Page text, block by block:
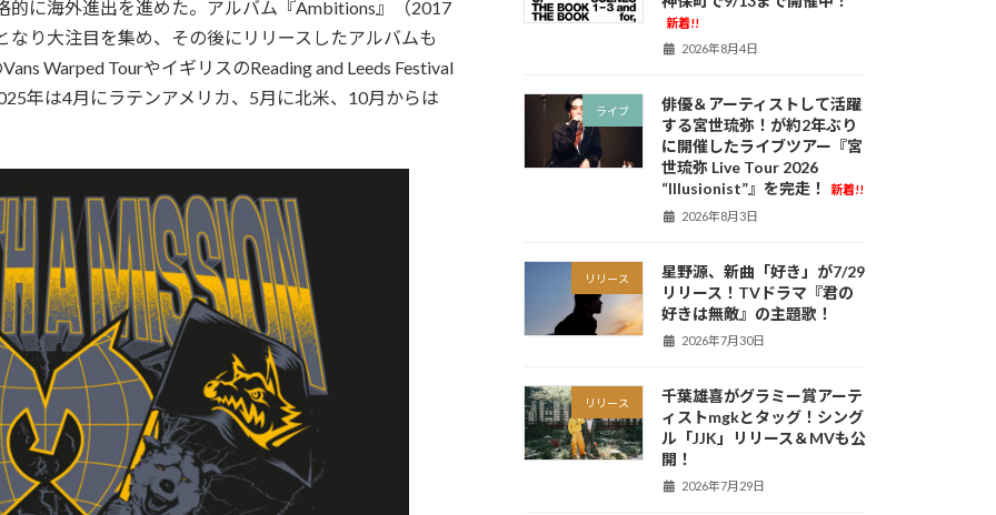
的に海外進出を進めた。アルバム『Ambitions』（2017
り大注目を集め、その後にリリースしたアルバムも
Warped TourやイギリスのReading and Leeds Festival
年は4月にラテンアメリカ、5月に北米、10月からは
新着!!
2026年8月4日
ライブ
俳優＆アーティストして活躍
する宮世琉弥！が約2年ぶり
に開催したライブツアー『宮
世琉弥 Live Tour 2026
“Illusionist”』を完走！
新着!!
2026年8月3日
リリース
星野源、新曲「好き」が7/29
リリース！TVドラマ『君の
好きは無敵』の主題歌！
2026年7月30日
リリース
千葉雄喜がグラミー賞アーテ
ィストmgkとタッグ！シング
ル「JJK」リリース＆MVも公
開！
2026年7月29日